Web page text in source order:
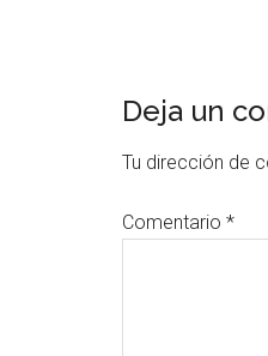
Deja un
Tu dirección de
Comentario *